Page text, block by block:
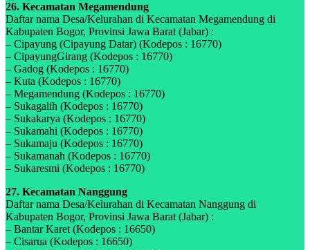
26. Kecamatan Megamendung
Daftar nama Desa/Kelurahan di Kecamatan Megamendung di
Kabupaten Bogor, Provinsi Jawa Barat (Jabar) :
– Cipayung (Cipayung Datar) (Kodepos : 16770)
– CipayungGirang (Kodepos : 16770)
– Gadog (Kodepos : 16770)
– Kuta (Kodepos : 16770)
– Megamendung (Kodepos : 16770)
– Sukagalih (Kodepos : 16770)
– Sukakarya (Kodepos : 16770)
– Sukamahi (Kodepos : 16770)
– Sukamaju (Kodepos : 16770)
– Sukamanah (Kodepos : 16770)
– Sukaresmi (Kodepos : 16770)
27. Kecamatan Nanggung
Daftar nama Desa/Kelurahan di Kecamatan Nanggung di
Kabupaten Bogor, Provinsi Jawa Barat (Jabar) :
– Bantar Karet (Kodepos : 16650)
– Cisarua (Kodepos : 16650)